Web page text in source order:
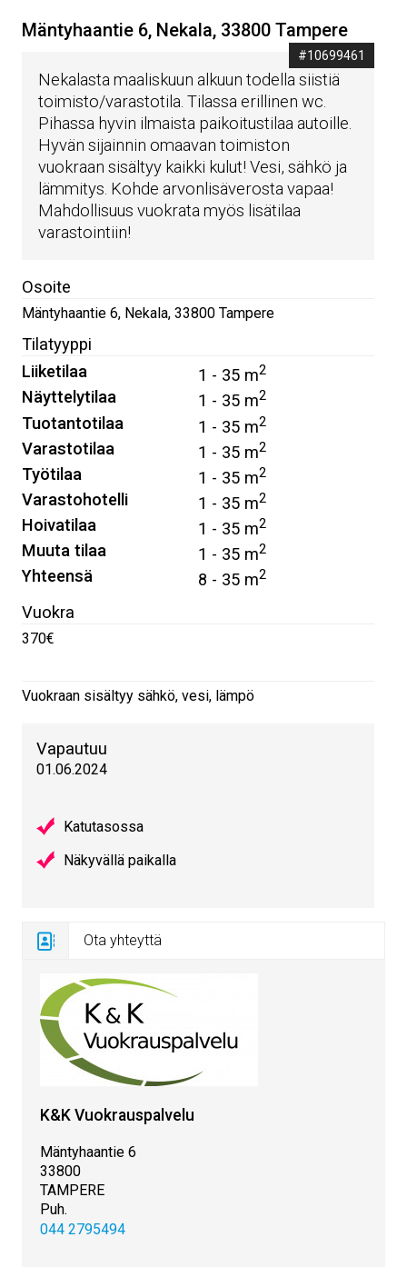
Mäntyhaantie 6, Nekala, 33800 Tampere
#10699461
Nekalasta maaliskuun alkuun todella siistiä
toimisto/varastotila. Tilassa erillinen wc.
Pihassa hyvin ilmaista paikoitustilaa autoille.
Hyvän sijainnin omaavan toimiston
vuokraan sisältyy kaikki kulut! Vesi, sähkö ja
lämmitys. Kohde arvonlisäverosta vapaa!
Mahdollisuus vuokrata myös lisätilaa
varastointiin!
Osoite
Mäntyhaantie 6, Nekala, 33800 Tampere
Tilatyyppi
Liiketilaa
1 - 35 m2
Näyttelytilaa 1 - 35 m2
Tuotantotilaa 1 - 35 m2
Varastotilaa 1 - 35 m2
Työtilaa 1 - 35 m2
Varastohotelli 1 - 35 m2
Hoivatilaa 1 - 35 m2
Muuta tilaa 1 - 35 m2
Yhteensä 8 - 35 m2
Vuokra
370€
Vuokraan sisältyy sähkö, vesi, lämpö
Vapautuu
01.06.2024
Katutasossa
Näkyvällä paikalla
Ota yhteyttä
K&K Vuokrauspalvelu
Mäntyhaantie 6
33800
TAMPERE
Puh.
044 2795494